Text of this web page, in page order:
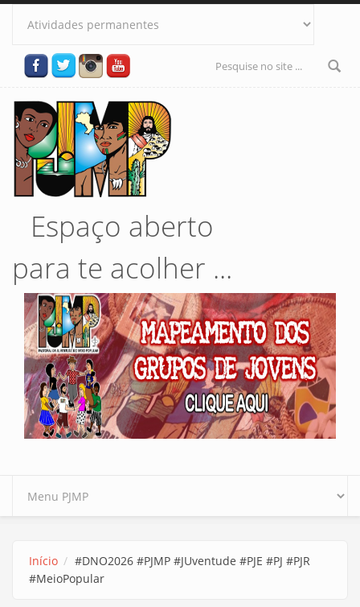
Pular para o conteúdo principal
Formulário
Espaço aberto
para te acolher ...
Início
#DNO2026 #PJMP #JUventude #PJE #PJ #PJR
#MeioPopular